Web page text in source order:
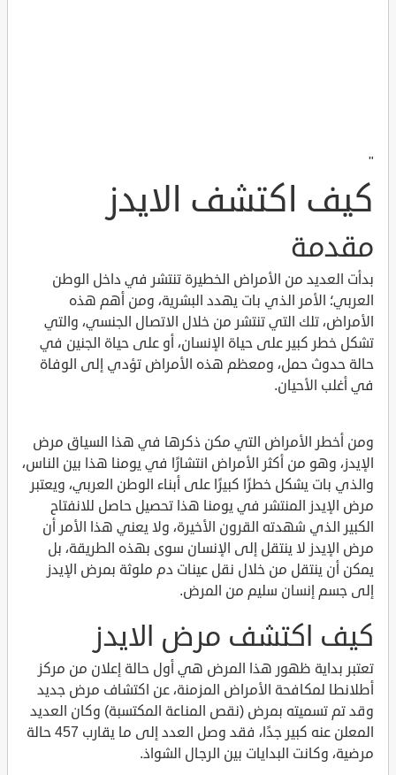
"
كيف اكتشف الايدز
مقدمة
بدأت العديد من الأمراض الخطيرة تنتشر في داخل الوطن
العربي؛ الأمر الذي بات يهدد البشرية، ومن أهم هذه
الأمراض، تلك التي تنتشر من خلال الاتصال الجنسي، والتي
تشكل خطر كبير على حياة الإنسان، أو على حياة الجنين في
حالة حدوث حمل، ومعظم هذه الأمراض تؤدي إلى الوفاة
في أغلب الأحيان.
ومن أخطر الأمراض التي مكن ذكرها في هذا السياق مرض
الإيدز، وهو من أكثر الأمراض انتشارًا في يومنا هذا بين الناس،
والذي بات يشكل خطرًا كبيرًا على أبناء الوطن العربي، ويعتبر
مرض الإيدز المنتشر في يومنا هذا تحصيل حاصل للانفتاح
الكبير الذي شهدته القرون الأخيرة، ولا يعني هذا الأمر أن
مرض الإيدز لا ينتقل إلى الإنسان سوى بهذه الطريقة، بل
يمكن أن ينتقل من خلال نقل عينات دم ملوثة بمرض الإيدز
إلى جسم إنسان سليم من المرض.
كيف اكتشف مرض الايدز
تعتبر بداية ظهور هذا المرض هي أول حالة إعلان من مركز
أطلانطا لمكافحة الأمراض المزمنة، عن اكتشاف مرض جديد
وقد تم تسميته بمرض (نقص المناعة المكتسبة) وكان العديد
المعلن عنه كبير جدًا، فقد وصل العدد إلى ما يقارب 457 حالة
مرضية، وكانت البدايات بين الرجال الشواذ.